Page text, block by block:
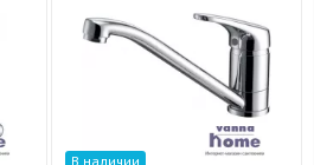
В наличии